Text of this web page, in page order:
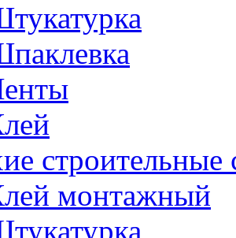
монтажный